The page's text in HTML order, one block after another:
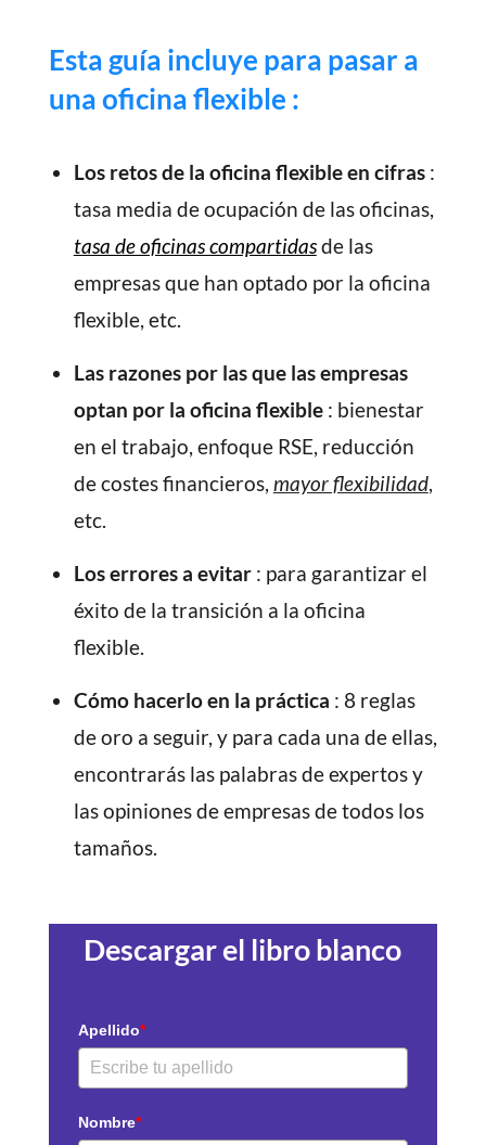
Esta guía incluye para pasar a
una oficina flexible :
Los retos de la oficina flexibleen cifras :
tasa media de ocupación de las oficinas,
tasa de oficinas compartidasde las
empresas que han optado por la oficina
flexible, etc.
Las razones por las que las empresas
optan por la oficina flexible : bienestar
en el trabajo, enfoque RSE, reducción
de costes financieros, mayor flexibilidad,
etc.
Los errores a evitar: para garantizar el
éxito de la transición a la oficina
flexible.
Cómo hacerlo en la práctica : 8 reglas
de oro a seguir, y para cada una de ellas,
encontrarás las palabras de expertos y
las opiniones de empresas de todos los
tamaños.
Descargar el libro blanco
Apellido*
Nombre*